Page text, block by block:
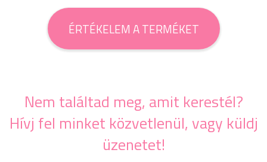
ÉRTÉKELEM A TERMÉKET
Nem találtad meg, amit kerestél?
Hívj fel minket közvetlenül, vagy küldj
üzenetet!